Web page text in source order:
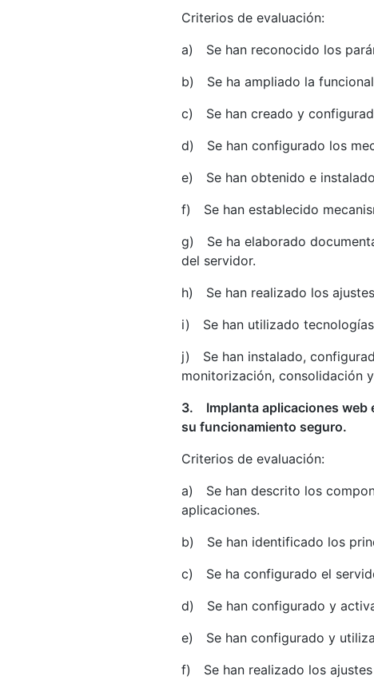
Criterios de evaluación:
a) Se han reconocido los
b) Se ha ampliado la
c) Se han creado y
d) Se han configurado los
e) Se han obtenido e
f) Se han establecido
g) Se ha elaborado
del servidor.
h) Se han realizado los
i) Se han utilizado tecnologías
j) Se han instalado,
monitorización, consolidación
3. Implanta aplicaciones web
su funcionamiento seguro.
Criterios de evaluación:
a) Se han descrito los
aplicaciones.
b) Se han identificado los
c) Se ha configurado el
d) Se han configurado y
e) Se han configurado y
f) Se han realizado los ajustes